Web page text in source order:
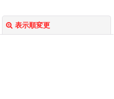
表示順変更